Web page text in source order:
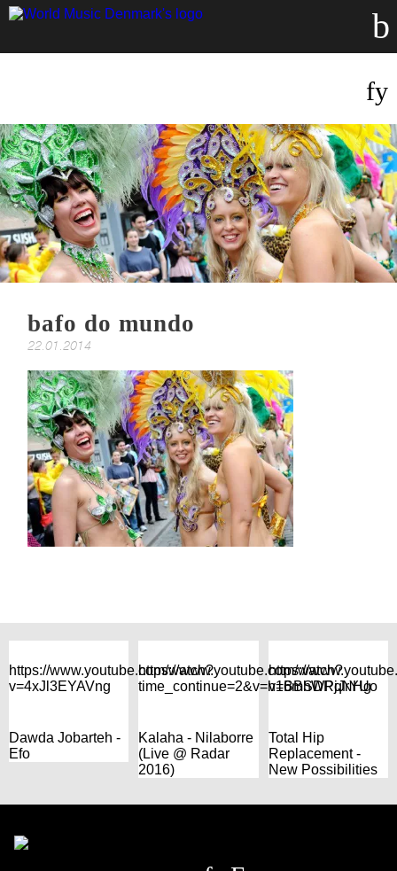
bafo do mundo
22.01.2014
https://www.youtube.com/watch?
v=4xJl3EYAVng
Dawda Jobarteh -
Efo
https://www.youtube.com/watch?
time_continue=2&v=h16mhWPqNHg
Kalaha - Nilaborre
(Live @ Radar
2016)
https://
v=BBSDRjJrYUo
Total Hip
Replacement -
New Possibilities